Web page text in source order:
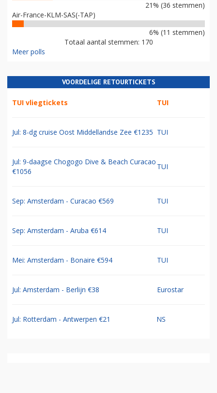
21% (36 stemmen)
Air-France-KLM-SAS(-TAP)
6% (11 stemmen)
Totaal aantal stemmen: 170
Meer polls
VOORDELIGE RETOURTICKETS
TUI vliegtickets TUI
Jul: 8-dg cruise Oost Middellandse Zee €1235 TUI
Jul: 9-daagse Chogogo Dive & Beach Curacao
€1056
TUI
Sep: Amsterdam - Curacao €569 TUI
Sep: Amsterdam - Aruba €614 TUI
Mei: Amsterdam - Bonaire €594 TUI
Jul: Amsterdam - Berlijn €38 Eurostar
Jul: Rotterdam - Antwerpen €21 NS